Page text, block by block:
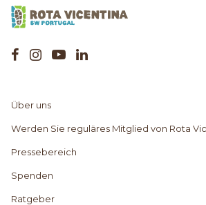
Über uns
Werden Sie reguläres Mitglied von Rota
Pressebereich
Spenden
Ratgeber